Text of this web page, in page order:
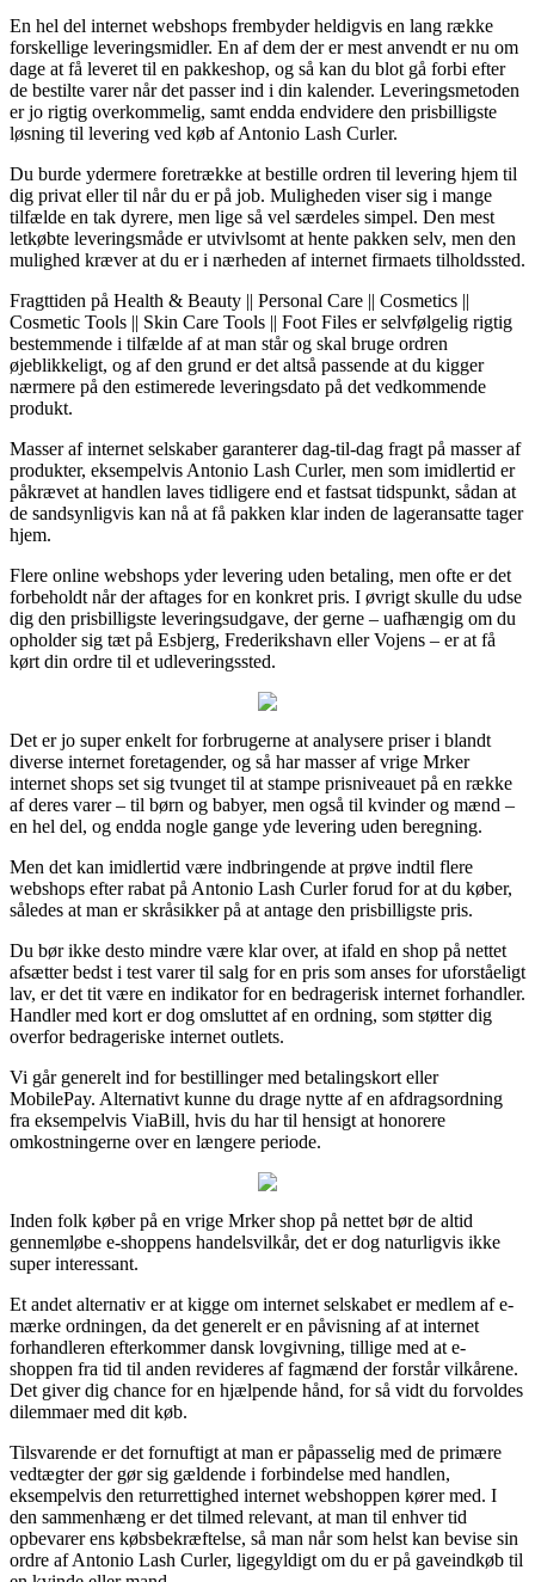
En hel del internet webshops frembyder heldigvis en lang række
forskellige leveringsmidler. En af dem der er mest anvendt er nu om
dage at få leveret til en pakkeshop, og så kan du blot gå forbi efter
de bestilte varer når det passer ind i din kalender. Leveringsmetoden
er jo rigtig overkommelig, samt endda endvidere den prisbilligste
løsning til levering ved køb af Antonio Lash Curler.
Du burde ydermere foretrække at bestille ordren til levering hjem til
dig privat eller til når du er på job. Muligheden viser sig i mange
tilfælde en tak dyrere, men lige så vel særdeles simpel. Den mest
letkøbte leveringsmåde er utvivlsomt at hente pakken selv, men den
mulighed kræver at du er i nærheden af internet firmaets tilholdssted.
Fragttiden på Health & Beauty || Personal Care || Cosmetics ||
Cosmetic Tools || Skin Care Tools || Foot Files er selvfølgelig rigtig
bestemmende i tilfælde af at man står og skal bruge ordren
øjeblikkeligt, og af den grund er det altså passende at du kigger
nærmere på den estimerede leveringsdato på det vedkommende
produkt.
Masser af internet selskaber garanterer dag-til-dag fragt på masser af
produkter, eksempelvis Antonio Lash Curler, men som imidlertid er
påkrævet at handlen laves tidligere end et fastsat tidspunkt, sådan at
de sandsynligvis kan nå at få pakken klar inden de lageransatte tager
hjem.
Flere online webshops yder levering uden betaling, men ofte er det
forbeholdt når der aftages for en konkret pris. I øvrigt skulle du udse
dig den prisbilligste leveringsudgave, der gerne – uafhængig om du
opholder sig tæt på Esbjerg, Frederikshavn eller Vojens – er at få
kørt din ordre til et udleveringssted.
Det er jo super enkelt for forbrugerne at analysere priser i blandt
diverse internet foretagender, og så har masser af vrige Mrker
internet shops set sig tvunget til at stampe prisniveauet på en række
af deres varer – til børn og babyer, men også til kvinder og mænd –
en hel del, og endda nogle gange yde levering uden beregning.
Men det kan imidlertid være indbringende at prøve indtil flere
webshops efter rabat på Antonio Lash Curler forud for at du køber,
således at man er skråsikker på at antage den prisbilligste pris.
Du bør ikke desto mindre være klar over, at ifald en shop på nettet
afsætter bedst i test varer til salg for en pris som anses for uforståeligt
lav, er det tit være en indikator for en bedragerisk internet forhandler.
Handler med kort er dog omsluttet af en ordning, som støtter dig
overfor bedrageriske internet outlets.
Vi går generelt ind for bestillinger med betalingskort eller
MobilePay. Alternativt kunne du drage nytte af en afdragsordning
fra eksempelvis ViaBill, hvis du har til hensigt at honorere
omkostningerne over en længere periode.
Inden folk køber på en vrige Mrker shop på nettet bør de altid
gennemløbe e-shoppens handelsvilkår, det er dog naturligvis ikke
super interessant.
Et andet alternativ er at kigge om internet selskabet er medlem af e-
mærke ordningen, da det generelt er en påvisning af at internet
forhandleren efterkommer dansk lovgivning, tillige med at e-
shoppen fra tid til anden revideres af fagmænd der forstår vilkårene.
Det giver dig chance for en hjælpende hånd, for så vidt du forvoldes
dilemmaer med dit køb.
Tilsvarende er det fornuftigt at man er påpasselig med de primære
vedtægter der gør sig gældende i forbindelse med handlen,
eksempelvis den returrettighed internet webshoppen kører med. I
den sammenhæng er det tilmed relevant, at man til enhver tid
opbevarer ens købsbekræftelse, så man når som helst kan bevise sin
ordre af Antonio Lash Curler, ligegyldigt om du er på gaveindkøb til